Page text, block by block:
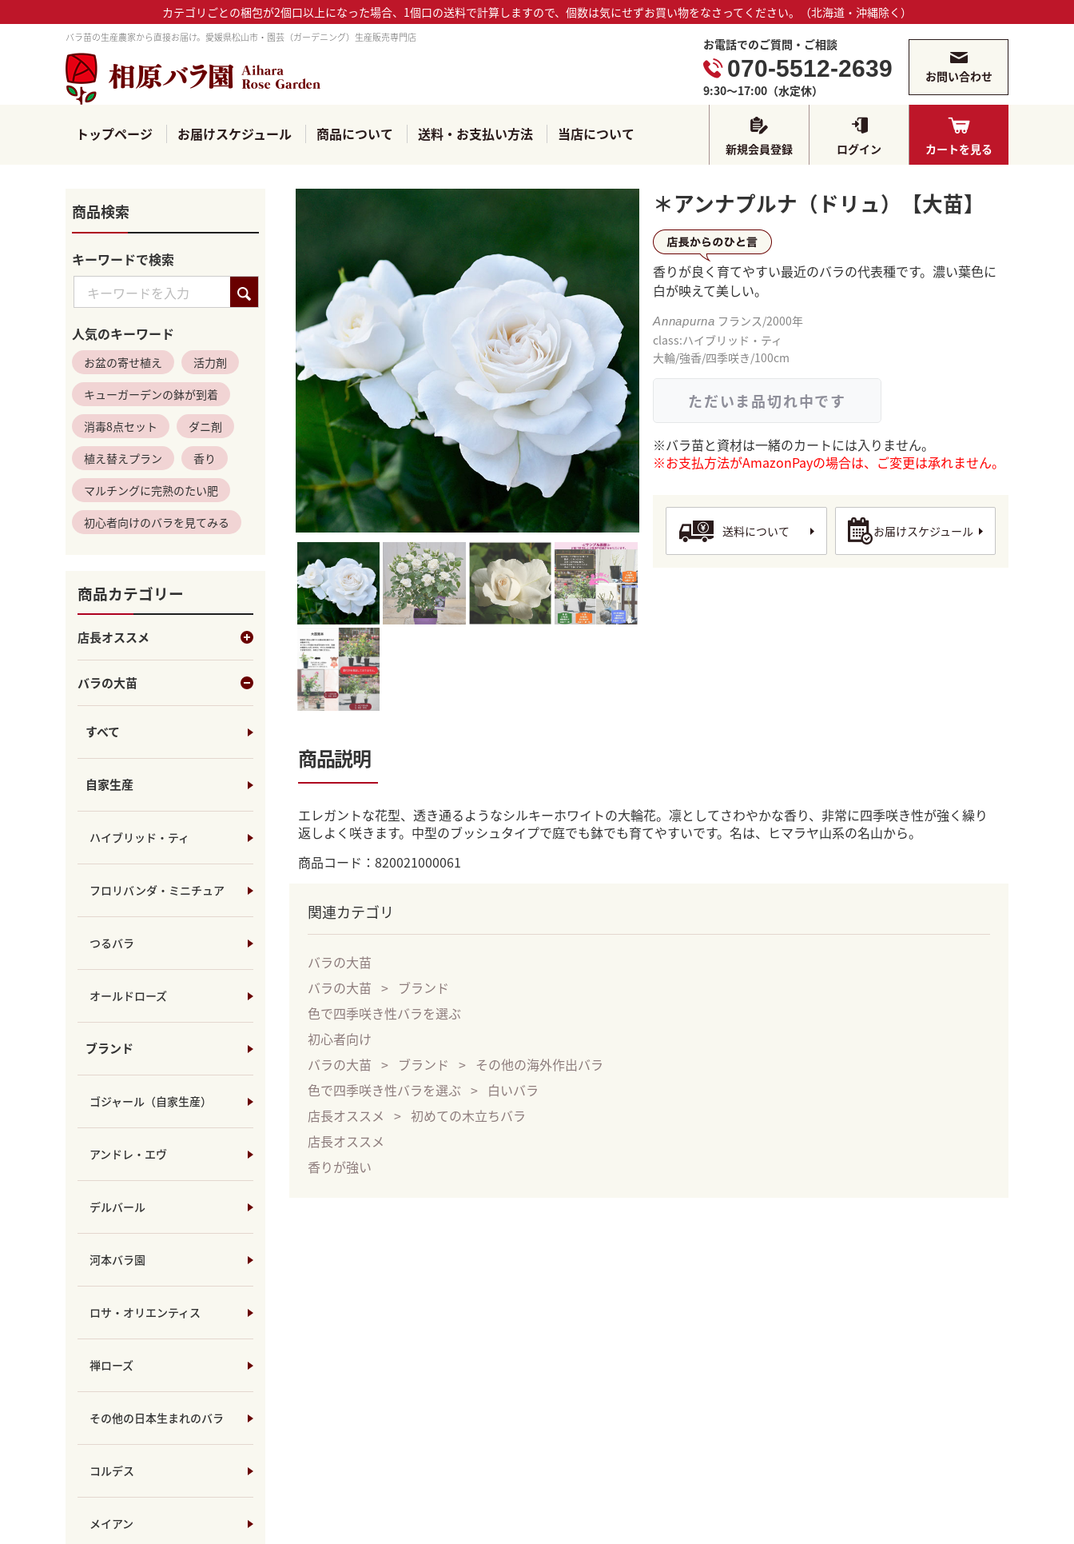
カテゴリごとの梱包が2個口以上になった場合、1個口の送料で計算しますので、個数は気にせずお買い物をなさってください。（北海道・沖縄除く）
バラ苗の生産農家から直接お届け。愛媛県松山市・園芸（ガーデニング）生産販売専門店 お電話でのご質問・ご相談
070-5512-2639
9:30～17:00（水定休）
お問い合わせ
トップページ お届けスケジュール 商品について 送料・お支払い方法 当店について
新規会員登録 ログイン カートを見る
商品検索
キーワードで検索
人気のキーワード
お盆の寄せ植え
活力剤
キューガーデンの鉢が到着
消毒8点セット
ダニ剤
植え替えプラン
香り
マルチングに完熟のたい肥
初心者向けのバラを見てみる
商品カテゴリー
店長オススメ
バラの大苗
すべて
自家生産
ハイブリッド・ティ
フロリバンダ・ミニチュア
つるバラ
オールドローズ
ブランド
ゴジャール（自家生産）
アンドレ・エヴ
デルバール
河本バラ園
ロサ・オリエンティス
禅ローズ
その他の日本生まれのバラ
コルデス
メイアン
＊アンナプルナ（ドリュ）【大苗】
店長からひとこと
香りが良く育てやすい最近のバラの代表種です。濃い葉色に
白が映えて美しい。
Annapurna フランス/2000年
class:ハイブリッド・ティ
大輪/強香/四季咲き/100cm
ただいま品切れ中です
※バラ苗と資材は一緒のカートには入りません。
※お支払方法がAmazonPayの場合は、ご変更は承れません。
送料について お届けスケジュール
商品説明
エレガントな花型、透き通るようなシルキーホワイトの大輪花。凛としてさわやかな香り、非常に四季咲き性が強く繰り
返しよく咲きます。中型のブッシュタイプで庭でも鉢でも育てやすいです。名は、ヒマラヤ山系の名山から。
商品コード：820021000061
関連カテゴリ
バラの大苗
バラの大苗
ブランド
色で四季咲き性バラを選ぶ
初心者向け
バラの大苗
ブランド
その他の海外作出バラ
色で四季咲き性バラを選ぶ
白いバラ
店長オススメ
初めての木立ちバラ
店長オススメ
香りが強い